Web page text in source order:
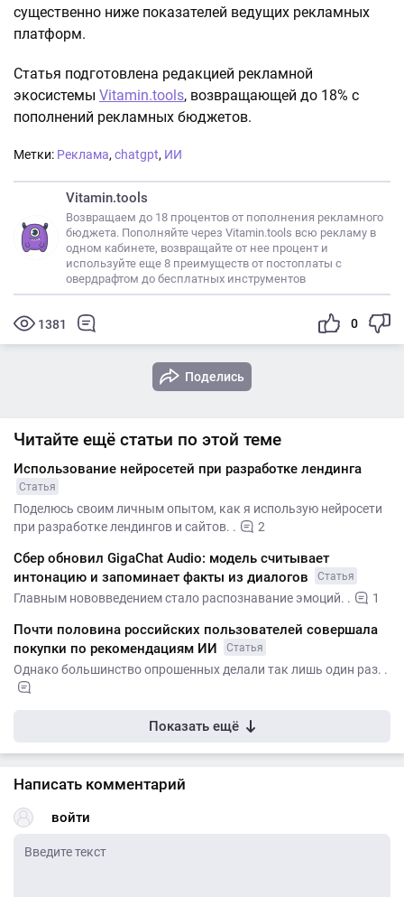
существенно ниже показателей ведущих рекламных
платформ.
Статья подготовлена редакцией рекламной
экосистемы Vitamin.tools, возвращающей до 18% с
пополнений рекламных бюджетов.
Метки: Реклама, chatgpt, ИИ
Vitamin.tools
Возвращаем до 18 процентов от пополнения рекламного
бюджета. Пополняйте через Vitamin.tools всю рекламу в
одном кабинете, возвращайте от нее процент и
используйте еще 8 преимуществ от постоплаты с
овердрафтом до бесплатных инструментов
1381 0
Поделись
Читайте ещё статьи по этой теме
Использование нейросетей при разработке лендинга
Статья
Поделюсь своим личным опытом, как я использую нейросети
при разработке лендингов и сайтов. .
2
Сбер обновил GigaChat Audio: модель считывает
интонацию и запоминает факты из диалогов
Статья
Главным нововведением стало распознавание эмоций. . 1
Почти половина российских пользователей совершала
покупки по рекомендациям ИИ
Статья
Однако большинство опрошенных делали так лишь один раз. .
Показать ещё
Написать комментарий
войти